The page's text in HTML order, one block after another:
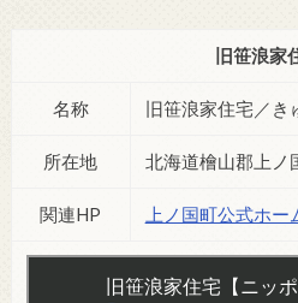
旧笹浪家
名称 旧笹浪家住宅／き
所在地 北海道檜山郡上ノ
関連HP 上ノ国町公式ホー